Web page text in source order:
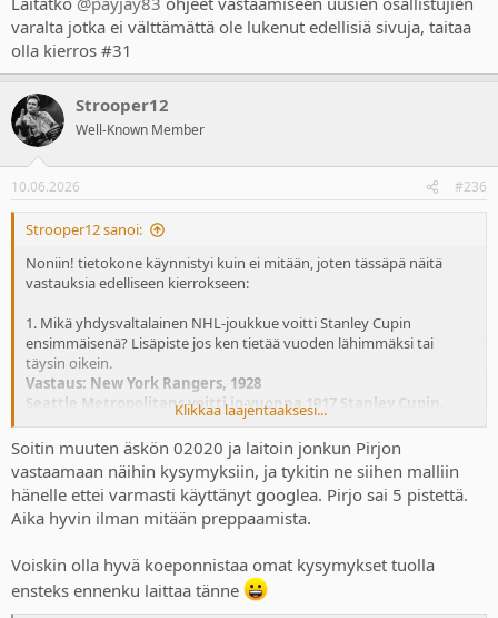
varalta jotka ei välttämättä ole lukenut edellisiä sivuja, taitaa
olla kierros #31
Strooper12
Well-Known Member
10.06.2026 #236
Strooper12 sanoi:
Noniin! tietokone käynnistyi kuin ei mitään, joten tässäpä näitä
vastauksia edelliseen kierrokseen:
1. Mikä yhdysvaltalainen NHL-joukkue voitti Stanley Cupin
ensimmäisenä? Lisäpiste jos ken tietää vuoden lähimmäksi tai
täysin oikein.
Vastaus: New York Rangers, 1928
Seattle Metropolitans voitti jo vuonna 1917 Stanley Cupin,
mutta ei NHL:ssä, vaan PCHA:ssa.
NHL perustettiin 2017 jonka jälkeen kyseinen pytty onkin
siellä luonnollisesti majaillut.
2. Kuinka monta eläintä Mooses otti arkkiin? Lähimmäksi arvannut
saa pisteen.
tarinan mukaan.
Näytä liitetiedosto 21295
Ehhehe
Klikkaa laajentaaksesi...
Soitin muuten äskön 02020 ja laitoin jonkun Pirjon
vastaamaan näihin kysymyksiin, ja tykitin ne siihen malliin
hänelle ettei varmasti käyttänyt googlea. Pirjo sai 5 pistettä.
Aika hyvin ilman mitään preppaamista.
Voiskin olla hyvä koeponnistaa omat kysymykset tuolla
ensteks ennenku laittaa tänne